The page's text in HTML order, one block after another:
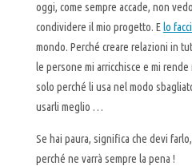
oggi, come sempre accade, non
condividere il mio progetto. Elo
mondo. Perché creare relazioni in
le persone mi arricchisce e mi rende
solo perché li usa nel modo
usarli meglio …
Se hai paura, significa che devi
perché ne varrà sempre la pena !